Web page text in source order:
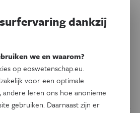
Azoren!
zijn het meest westelijke
van de Europese paling en hebben
vol watervallen. We hebben echter
omgaan met die condities en
weten te overbruggen. Daarom ging
dankzij
we en waarom?
op eoswetenschap.eu.
voor een optimale
andere leren ons hoe anonieme
gebruiken. Daarnaast zijn er